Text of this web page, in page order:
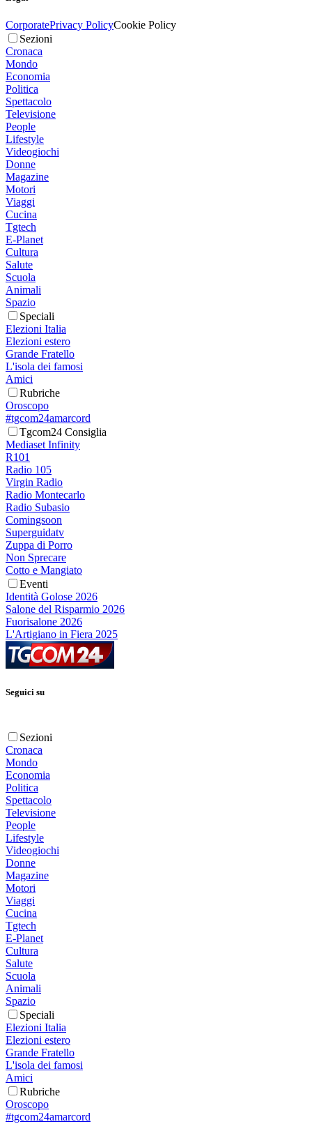
CorporatePrivacy PolicyCookie Policy
Sezioni
Cronaca
Mondo
Economia
Politica
Spettacolo
Televisione
People
Lifestyle
Videogiochi
Donne
Magazine
Motori
Viaggi
Cucina
Tgtech
E-Planet
Cultura
Salute
Scuola
Animali
Spazio
Speciali
Elezioni Italia
Elezioni estero
Grande Fratello
L'isola dei famosi
Amici
Rubriche
Oroscopo
#tgcom24amarcord
Tgcom24 Consiglia
Mediaset Infinity
R101
Radio 105
Virgin Radio
Radio Montecarlo
Radio Subasio
Comingsoon
Superguidatv
Zuppa di Porro
Non Sprecare
Cotto e Mangiato
Eventi
Identità Golose 2026
Salone del Risparmio 2026
Fuorisalone 2026
L'Artigiano in Fiera 2025
Seguici su
Sezioni
Cronaca
Mondo
Economia
Politica
Spettacolo
Televisione
People
Lifestyle
Videogiochi
Donne
Magazine
Motori
Viaggi
Cucina
Tgtech
E-Planet
Cultura
Salute
Scuola
Animali
Spazio
Speciali
Elezioni Italia
Elezioni estero
Grande Fratello
L'isola dei famosi
Amici
Rubriche
Oroscopo
#tgcom24amarcord